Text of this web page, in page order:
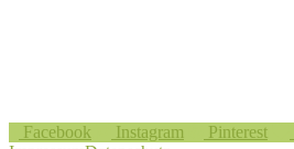
Facebook Instagram Pinterest